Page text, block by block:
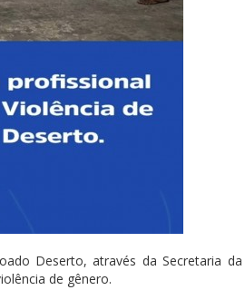
Deserto, através da Secretaria
de gênero.